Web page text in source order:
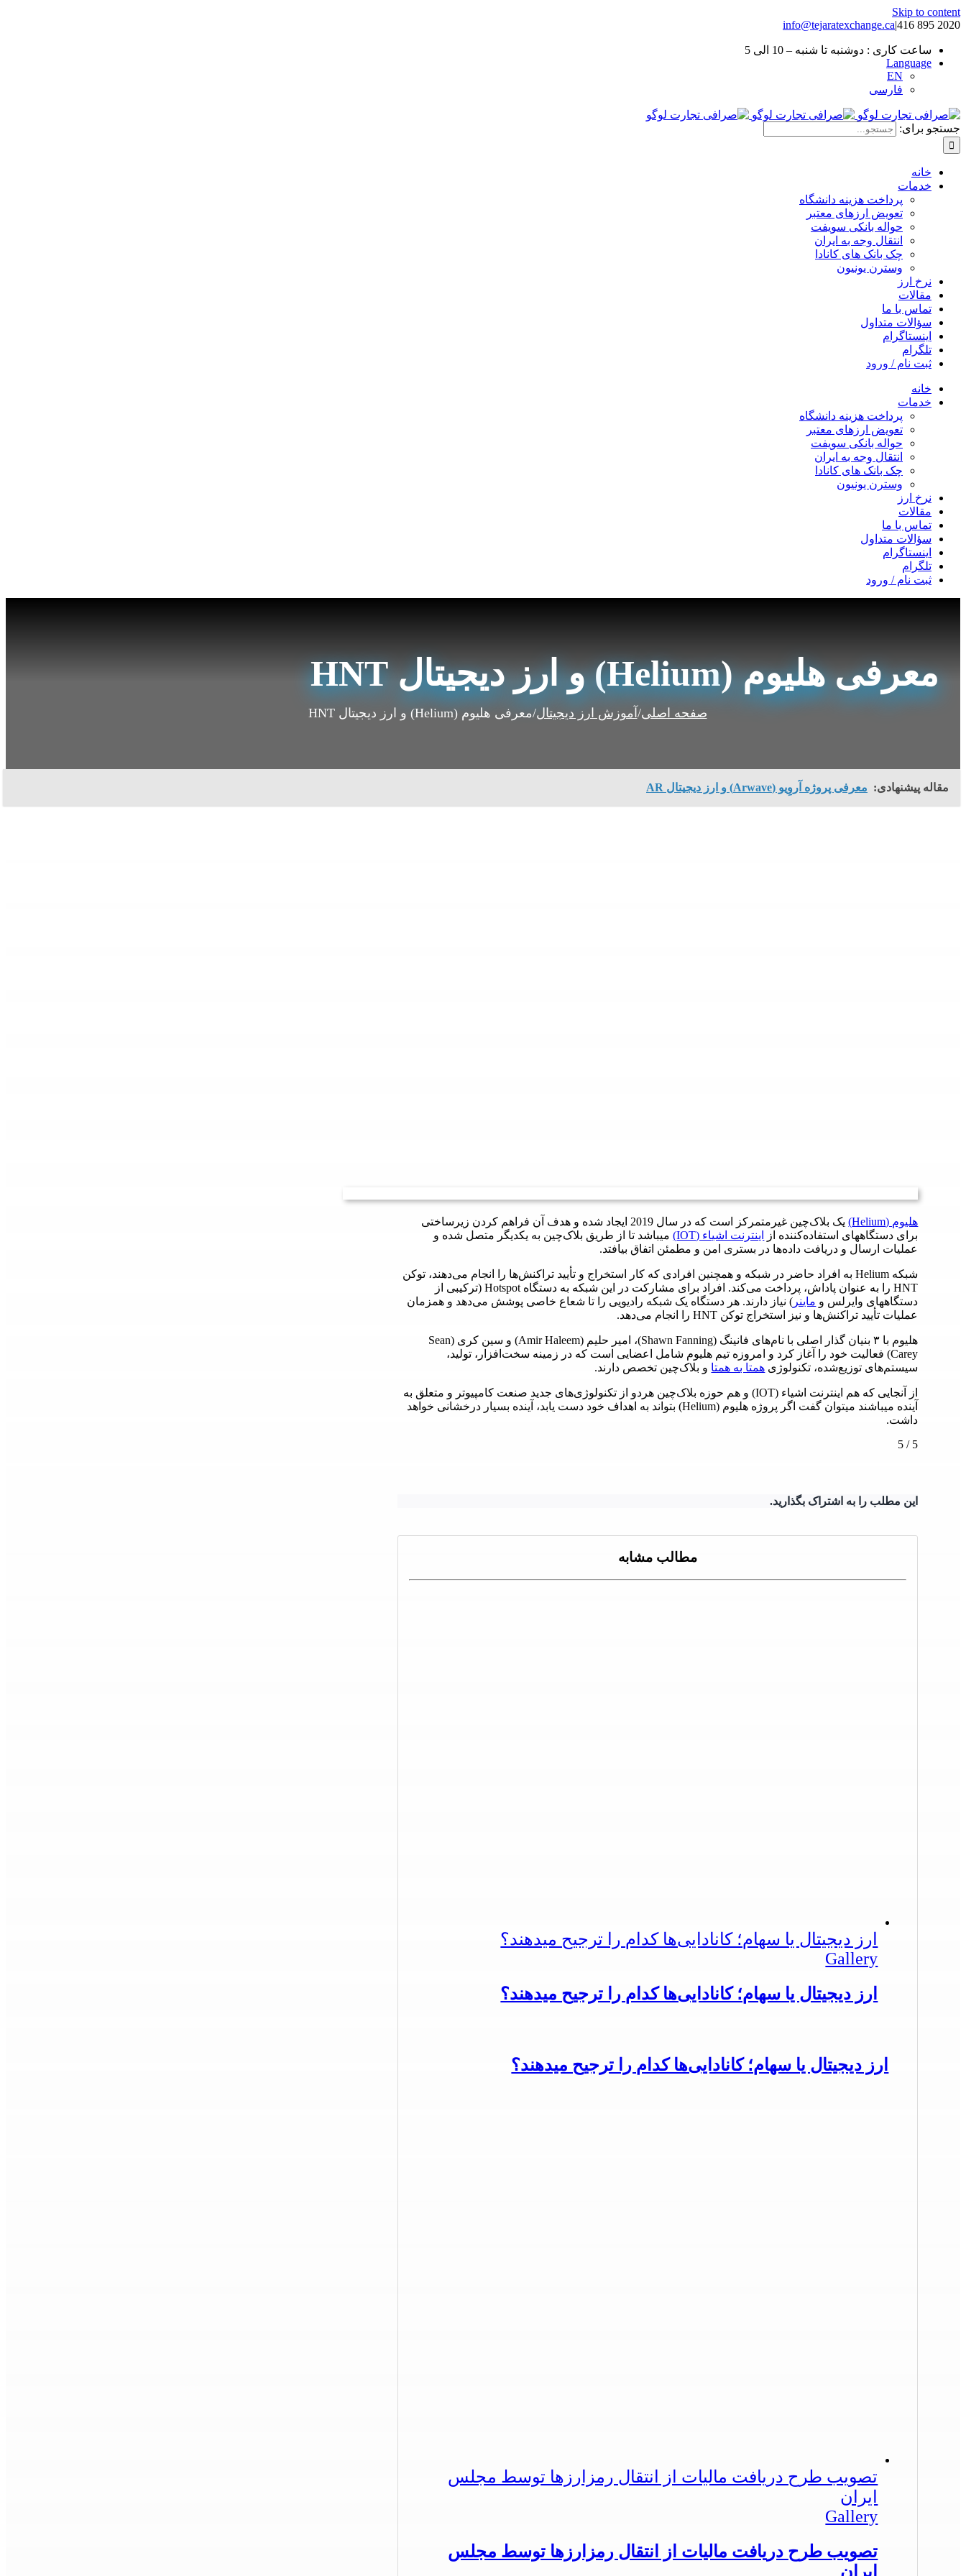
Skip to content
2020 895 416
|
info@tejaratexchange.ca
ساعت کاری : دوشنبه تا شنبه – 10 الی 5
Language
EN
فارسی
جستجو برای:
خانه
خدمات
پرداخت هزینه دانشگاه
تعویض ارزهای معتبر
حواله بانکی سویفت
انتقال وجه به ایران
چک بانک های کانادا
وسترن یونیون
نرخ ارز
مقالات
تماس با ما
سؤالات متداول
اینستاگرام
تلگرام
ثبت نام / ورود
خانه
خدمات
پرداخت هزینه دانشگاه
تعویض ارزهای معتبر
حواله بانکی سویفت
انتقال وجه به ایران
چک بانک های کانادا
وسترن یونیون
نرخ ارز
مقالات
تماس با ما
سؤالات متداول
اینستاگرام
تلگرام
ثبت نام / ورود
معرفی هلیوم (Helium) و ارز دیجیتال HNT
صفحه اصلی/ آموزش ارز دیجیتال/معرفی هلیوم (Helium) و ارز دیجیتال HNT
مقاله پیشنهادی: معرفی پروژه آروِیو (Arwave) و ارز دیجیتال AR
هلیوم (Helium)
یک بلاک‌چین غیرمتمرکز است که در سال 2019 ایجاد شده و هدف آن فراهم کردن زیرساختی
برای دستگاههای استفاده‌کننده از
اینترنت اشیاء (IOT)
میباشد تا از طریق بلاک‌چین به یکدیگر متصل شده و
عملیات ارسال و دریافت داده‌ها در بستری امن و مطمئن اتفاق بیافتد.
شبکه Helium به افراد حاضر در شبکه و همچنین افرادی که کار استخراج و تأیید تراکنش‌ها را انجام ‌‌می‌دهند، توکن
HNT را به عنوان پاداش، پرداخت ‌‌می‌کند. افراد برای مشارکت در این شبکه به دستگاه Hotspot (ترکیبی از
دستگاههای وایرلس و ماینر ) نیاز دارند. هر دستگاه یک شبکه رادیویی را تا شعاع خاصی پوشش ‌‌می‌دهد و همزمان
عملیات تأیید تراکنش‌ها و نیز استخراج توکن HNT را انجام ‌‌می‌دهد.
هلیوم با ۳ بنیان گذار اصلی با نام‌های فانینگ (Shawn Fanning)، امیر حلیم (Amir Haleem) و سین کری (Sean
Carey) فعالیت خود را آغاز کرد و امروزه تیم هلیوم شامل اعضایی است که در زمینه سخت‌افزار، تولید،
سیستم‌های توزیع‌شده، تکنولوژی همتا به همتا و بلاک‌چین تخصص دارند.
از آنجایی که هم اینترنت اشیاء (IOT) و هم حوزه بلاک‌چین هردو از تکنولوژی‌های جدید صنعت کامپیوتر و متعلق به
آینده میباشند میتوان گفت اگر پروژه هلیوم (Helium) بتواند به اهداف خود دست یابد، آینده بسیار درخشانی خواهد
داشت.
5
/
5
این مطلب را به اشتراک بگذارید.
مطالب مشابه
ارز دیجیتال یا سهام؛ کانادایی‌ها کدام را ترجیح میدهند؟
Gallery
ارز دیجیتال یا سهام؛ کانادایی‌ها کدام را ترجیح میدهند؟
ارز دیجیتال یا سهام؛ کانادایی‌ها کدام را ترجیح میدهند؟
تصویب طرح دریافت مالیات از انتقال رمزارزها توسط مجلس
ایران
Gallery
تصویب طرح دریافت مالیات از انتقال رمزارزها توسط مجلس
ایران